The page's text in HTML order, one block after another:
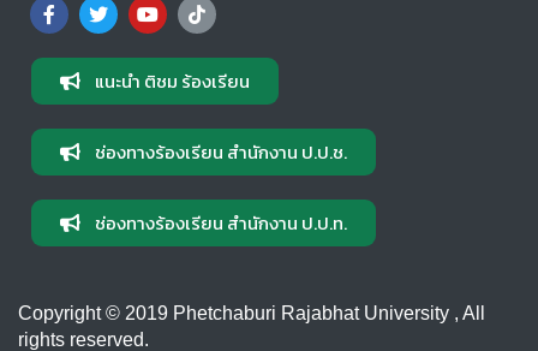
แนะนำ ติชม ร้องเรียน
ช่องทางร้องเรียน สำนักงาน ป.ป.ช.
ช่องทางร้องเรียน สำนักงาน ป.ป.ท.
Copyright © 2019 Phetchaburi Rajabhat University , All
rights reserved.